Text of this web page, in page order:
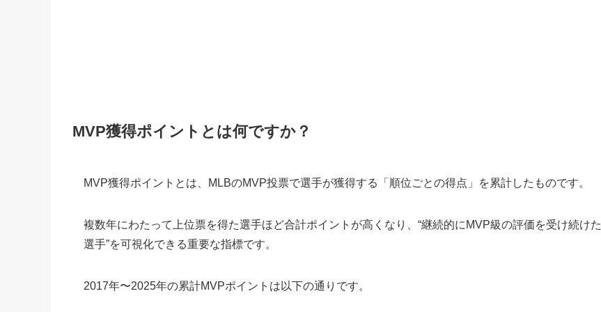
MVP獲得ポイントとは何ですか？
MVP獲得ポイントとは、MLBのMVP投票で選手が獲得する「順位ごとの得点」を累計したものです。
複数年にわたって上位票を得た選手ほど合計ポイントが高くなり、“継続的にMVP級の評価を受け続けた
選手”を可視化できる重要な指標です。
2017年〜2025年の累計MVPポイントは以下の通りです。